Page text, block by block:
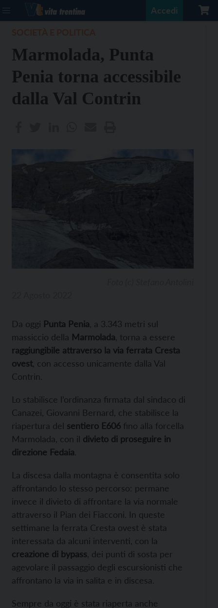
Accedi
Marmolada, Punta
Penia torna accessibile
dalla Val Contrin
Da oggi Punta Penia , a 3.343 metri sul
massiccio della Marmolada , torna a essere
raggiungibile attraverso la via ferrata Cresta
ovest, con accesso unicamente dalla Val
Contrin.
Lo stabilisce l’ordinanza firmata dal sindaco di
Canazei, Giovanni Bernard, che stabilisce la
riapertura del sentiero E606 fino alla forcella
Marmolada, con il divieto di proseguire in
direzione Fedaia.
La discesa dalla montagna è consentita solo
affrontando lo stesso percorso: permane
invece il divieto di affrontare la via normale
attraverso il Pian dei Fiacconi. In queste
settimane la ferrata Cresta ovest è stata
interessata da alcuni interventi, con la
creazione di bypass , dei punti di sosta per
agevolare il passaggio degli escursionisti che
affrontano la via in salita e in discesa.
Sempre da oggi è stata riaperta anche